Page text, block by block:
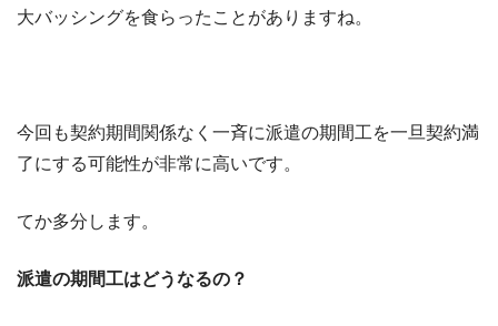
大バッシングを食らったことがありますね。
今回も契約期間関係なく一斉に派遣の期間工を一旦契約満
了にする可能性が非常に高いです。
てか多分します。
派遣の期間工はどうなるの？